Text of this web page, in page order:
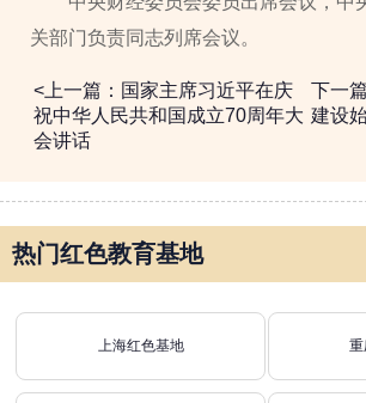
关部门负责同志列席会议。
<上一篇：国家主席习近平在庆
祝中华人民共和国成立70周年大
会讲话
下一
建设
热门红色教育基地
上海红色基地